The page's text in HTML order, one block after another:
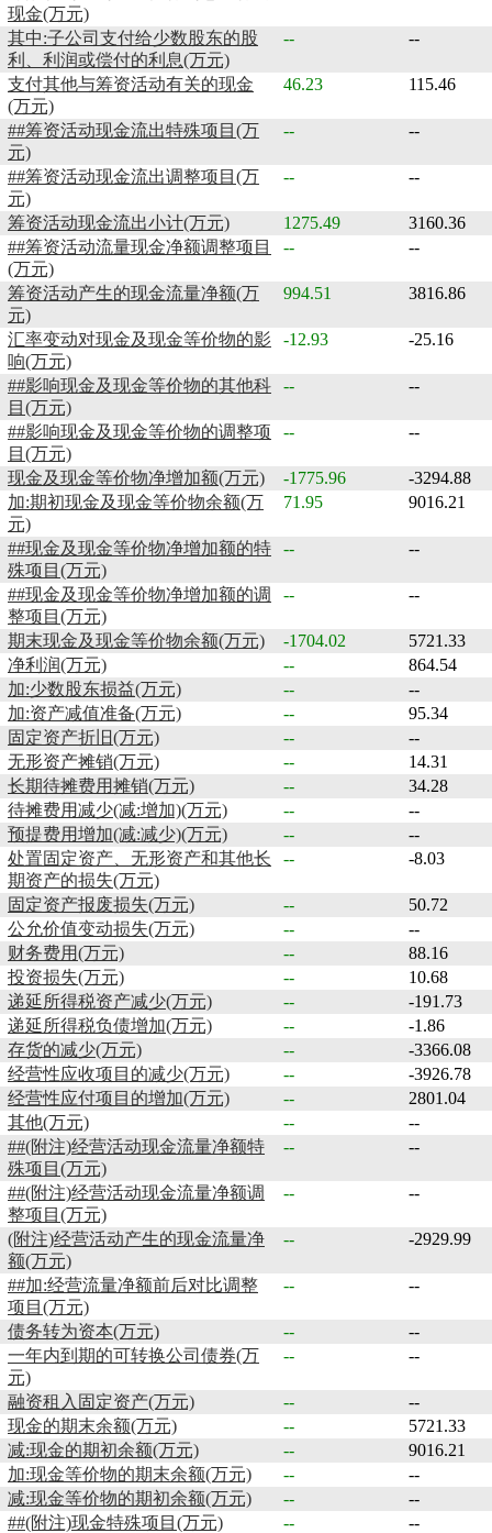
现金(万元)
其中:子公司支付给少数股东的股
利、利润或偿付的利息(万元)
-- --
支付其他与筹资活动有关的现金
(万元)
46.23 115.46
##筹资活动现金流出特殊项目(万
元)
-- --
##筹资活动现金流出调整项目(万
元)
-- --
筹资活动现金流出小计(万元) 1275.49
3160.36
##筹资活动流量现金净额调整项目
(万元)
-- --
筹资活动产生的现金流量净额(万
元)
994.51 3816.86
汇率变动对现金及现金等价物的影
响(万元)
-12.93 -25.16
##影响现金及现金等价物的其他科
目(万元)
-- --
##影响现金及现金等价物的调整项
目(万元)
-- --
现金及现金等价物净增加额(万元) -1775.96
-3294.88
加:期初现金及现金等价物余额(万
元)
71.95 9016.21
##现金及现金等价物净增加额的特
殊项目(万元)
-- --
##现金及现金等价物净增加额的调
整项目(万元)
-- --
期末现金及现金等价物余额(万元) -1704.02
5721.33
净利润(万元)
--
864.54
加:少数股东损益(万元)
--
--
加:资产减值准备(万元)
--
95.34
固定资产折旧(万元)
--
--
无形资产摊销(万元)
--
14.31
长期待摊费用摊销(万元)
--
34.28
待摊费用减少(减:增加)(万元)
--
--
预提费用增加(减:减少)(万元)
--
--
处置固定资产、无形资产和其他长
期资产的损失(万元)
-- -8.03
固定资产报废损失(万元) --
50.72
公允价值变动损失(万元)
--
--
财务费用(万元)
--
88.16
投资损失(万元)
--
10.68
递延所得税资产减少(万元)
--
-191.73
递延所得税负债增加(万元)
--
-1.86
存货的减少(万元)
--
-3366.08
经营性应收项目的减少(万元)
--
-3926.78
经营性应付项目的增加(万元)
--
2801.04
其他(万元)
--
--
##(附注)经营活动现金流量净额特
殊项目(万元)
-- --
##(附注)经营活动现金流量净额调
整项目(万元)
-- --
(附注)经营活动产生的现金流量净
额(万元)
-- -2929.99
##加:经营流量净额前后对比调整
项目(万元)
-- --
债务转为资本(万元) --
--
一年内到期的可转换公司债券(万
元)
-- --
融资租入固定资产(万元) --
--
现金的期末余额(万元)
--
5721.33
减:现金的期初余额(万元)
--
9016.21
加:现金等价物的期末余额(万元)
--
--
减:现金等价物的期初余额(万元)
--
--
##(附注)现金特殊项目(万元)
--
--